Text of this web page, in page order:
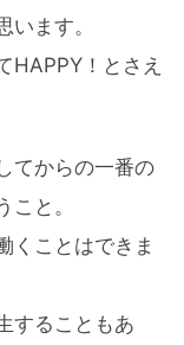
います。
HAPPY！とさえ
てからの一番の
こと。
くことはできま
することもあ